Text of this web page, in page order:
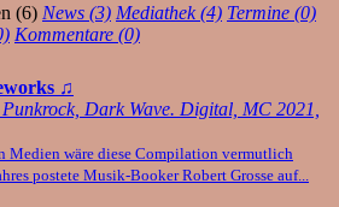
(6) News (3) Mediathek (4) Termine (0)
Kommentare (0)
♫
Dark Wave. Digital, MC 2021,
Medien wäre diese Compilation vermutlich
postete Musik-Booker Robert Grosse auf...